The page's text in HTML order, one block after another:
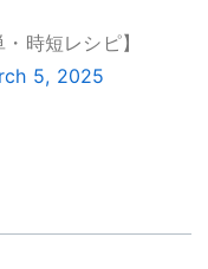
時短レシピ】
5, 2025